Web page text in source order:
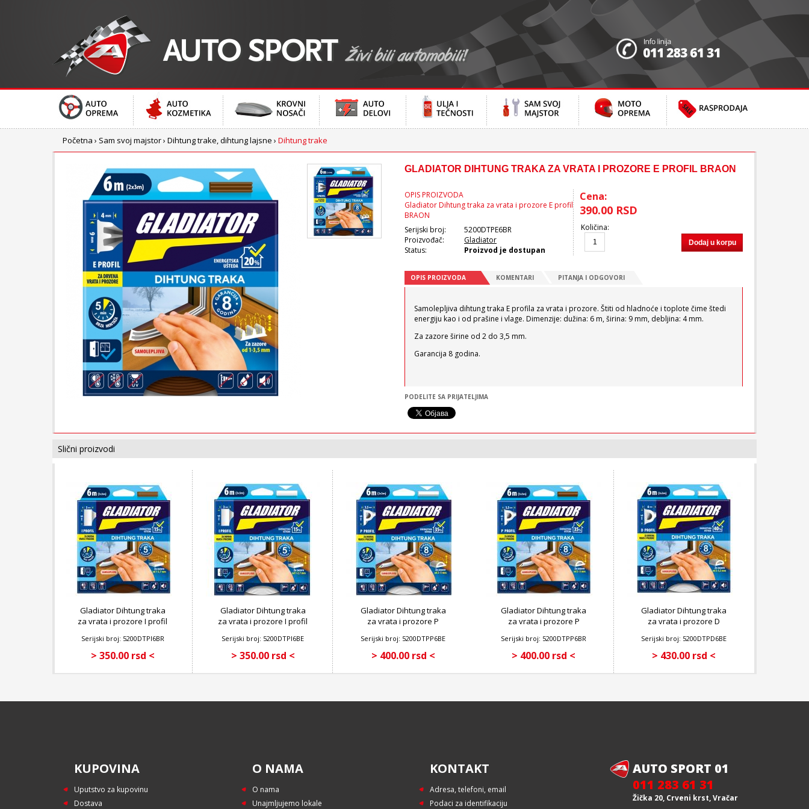
Početna › Sam svoj majstor› Dihtung trake, dihtung lajsne › Dihtung trake
GLADIATOR DIHTUNG TRAKA ZA VRATA I PROZORE E PROFIL BRAON
OPIS PROIZVODA
Gladiator Dihtung traka za vrata i prozore E profil
BRAON
Serijski broj:
5200DTPE6BR
Proizvođač:
Gladiator
Status:
Proizvod je dostupan
Cena:
390.00 RSD
Količina:
Dodaj u korpu
OPIS PROIZVODA KOMENTARI PITANJA I ODGOVORI
Samolepljiva dihtung traka E profila za vrata i prozore. Štiti od hladnoće i toplote čime štedi
energiju kao i od prašine i vlage. Dimenzije: dužina: 6 m, širina: 9 mm, debljina: 4 mm.
Za zazore širine od 2 do 3,5 mm.
Garancija 8 godina.
PODELITE SA PRIJATELJIMA
Slični proizvodi
Gladiator Dihtung traka
za vrata i prozore I profil
Serijski broj: 5200DTPI6BR
> 350.00 rsd <
Gladiator Dihtung traka
za vrata i prozore I profil
Serijski broj: 5200DTPI6BE
> 350.00 rsd <
Gladiator Dihtung traka
za vrata i prozore P
Serijski broj: 5200DTPP6BE
> 400.00 rsd <
Gladiator Dihtung traka
za vrata i prozore P
Serijski broj: 5200DTPP6BR
> 400.00 rsd <
Gladiator Dihtung traka
za vrata i prozore D
Serijski broj: 5200DTPD6BE
> 430.00 rsd <
KUPOVINA
Uputstvo za kupovinu
Dostava
O NAMA
O nama
Unajmljujemo lokale
KONTAKT
Adresa, telefoni, email
Podaci za identifikaciju
AUTO SPORT 01
011 283 61 31
Žička 20, Crveni krst, Vračar